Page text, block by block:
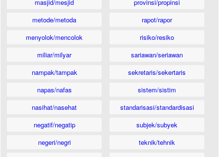
masjid/mesjid
metode/metoda
menyolok/mencolok
miliar/milyar
nampak/tampak
napas/nafas
nasihat/nasehat
negatif/negatip
negeri/negri
provinsi/propinsi
rapot/rapor
risiko/resiko
sariawan/seriawan
sekretaris/sekertaris
sistem/sistim
standarisasi/standardisasi
subjek/subyek
teknik/tehnik